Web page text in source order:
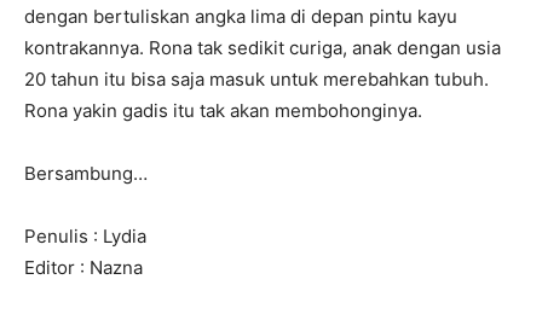
dengan bertuliskan angka lima di depan pintu kayu
kontrakannya. Rona tak sedikit curiga, anak dengan usia
20 tahun itu bisa saja masuk untuk merebahkan tubuh.
Rona yakin gadis itu tak akan membohonginya.
Bersambung…
Penulis : Lydia
Editor : Nazna